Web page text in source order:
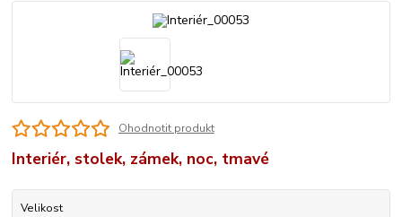
Ohodnotit produkt
Interiér, stolek, zámek, noc, tmavé
Velikost